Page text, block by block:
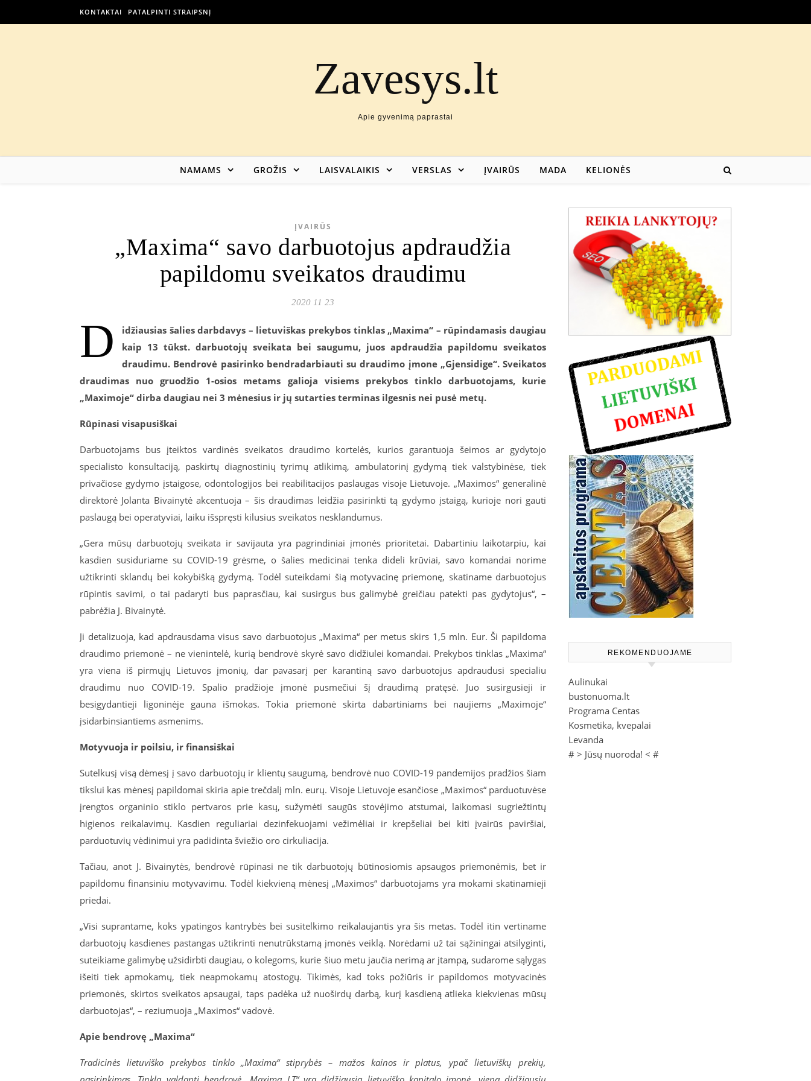
KONTAKTAI PATALPINTI STRAIPSNĮ
Zavesys.lt
Apie gyvenimą paprastai
NAMAMS GROŽIS LAISVALAIKIS VERSLAS ĮVAIRŪS MADA KELIONĖS
ĮVAIRŪS
„Maxima“ savo darbuotojus apdraudžia
papildomu sveikatos draudimu
2020 11 23
D
idžiausias šalies darbdavys – lietuviškas prekybos tinklas „Maxima“ – rūpindamasis daugiau
kaip 13 tūkst. darbuotojų sveikata bei saugumu, juos apdraudžia papildomu sveikatos
draudimu. Bendrovė pasirinko bendradarbiauti su draudimo įmone „Gjensidige“. Sveikatos
draudimas nuo gruodžio 1-osios metams galioja visiems prekybos tinklo darbuotojams, kurie
„Maximoje“ dirba daugiau nei 3 mėnesius ir jų sutarties terminas ilgesnis nei pusė metų.
Rūpinasi visapusiškai
Darbuotojams bus įteiktos vardinės sveikatos draudimo kortelės, kurios garantuoja šeimos ar gydytojo
specialisto konsultaciją, paskirtų diagnostinių tyrimų atlikimą, ambulatorinį gydymą tiek valstybinėse, tiek
privačiose gydymo įstaigose, odontologijos bei reabilitacijos paslaugas visoje Lietuvoje. „Maximos“ generalinė
direktorė Jolanta Bivainytė akcentuoja – šis draudimas leidžia pasirinkti tą gydymo įstaigą, kurioje nori gauti
paslaugą bei operatyviai, laiku išspręsti kilusius sveikatos nesklandumus.
„Gera mūsų darbuotojų sveikata ir savijauta yra pagrindiniai įmonės prioritetai. Dabartiniu laikotarpiu, kai
kasdien susiduriame su COVID-19 grėsme, o šalies medicinai tenka dideli krūviai, savo komandai norime
užtikrinti sklandų bei kokybišką gydymą. Todėl suteikdami šią motyvacinę priemonę, skatiname darbuotojus
rūpintis savimi, o tai padaryti bus paprasčiau, kai susirgus bus galimybė greičiau patekti pas gydytojus“, –
pabrėžia J. Bivainytė.
Ji detalizuoja, kad apdrausdama visus savo darbuotojus „Maxima“ per metus skirs 1,5 mln. Eur. Ši papildoma
draudimo priemonė – ne vienintelė, kurią bendrovė skyrė savo didžiulei komandai. Prekybos tinklas „Maxima“
yra viena iš pirmųjų Lietuvos įmonių, dar pavasarį per karantiną savo darbuotojus apdraudusi specialiu
draudimu nuo COVID-19. Spalio pradžioje įmonė pusmečiui šį draudimą pratęsė. Juo susirgusieji ir
besigydantieji ligoninėje gauna išmokas. Tokia priemonė skirta dabartiniams bei naujiems „Maximoje“
įsidarbinsiantiems asmenims.
Motyvuoja ir poilsiu, ir finansiškai
Sutelkusį visą dėmesį į savo darbuotojų ir klientų saugumą, bendrovė nuo COVID-19 pandemijos pradžios šiam
tikslui kas mėnesį papildomai skiria apie trečdalį mln. eurų. Visoje Lietuvoje esančiose „Maximos“ parduotuvėse
įrengtos organinio stiklo pertvaros prie kasų, sužymėti saugūs stovėjimo atstumai, laikomasi sugriežtintų
higienos reikalavimų. Kasdien reguliariai dezinfekuojami vežimėliai ir krepšeliai bei kiti įvairūs paviršiai,
parduotuvių vėdinimui yra padidinta šviežio oro cirkuliacija.
Tačiau, anot J. Bivainytės, bendrovė rūpinasi ne tik darbuotojų būtinosiomis apsaugos priemonėmis, bet ir
papildomu finansiniu motyvavimu. Todėl kiekvieną mėnesį „Maximos“ darbuotojams yra mokami skatinamieji
priedai.
„Visi suprantame, koks ypatingos kantrybės bei susitelkimo reikalaujantis yra šis metas. Todėl itin vertiname
darbuotojų kasdienes pastangas užtikrinti nenutrūkstamą įmonės veiklą. Norėdami už tai sąžiningai atsilyginti,
suteikiame galimybę užsidirbti daugiau, o kolegoms, kurie šiuo metu jaučia nerimą ar įtampą, sudarome sąlygas
išeiti tiek apmokamų, tiek neapmokamų atostogų. Tikimės, kad toks požiūris ir papildomos motyvacinės
priemonės, skirtos sveikatos apsaugai, taps padėka už nuoširdų darbą, kurį kasdieną atlieka kiekvienas mūsų
darbuotojas“, – reziumuoja „Maximos“ vadovė.
Apie bendrovę „Maxima“
Tradicinės lietuviško prekybos tinklo „Maxima“ stiprybės – mažos kainos ir platus, ypač lietuviškų prekių,
REKOMENDUOJAME
Aulinukai
bustonuoma.lt
Programa Centas
Kosmetika, kvepalai
Levanda
# > Jūsų nuoroda! < #